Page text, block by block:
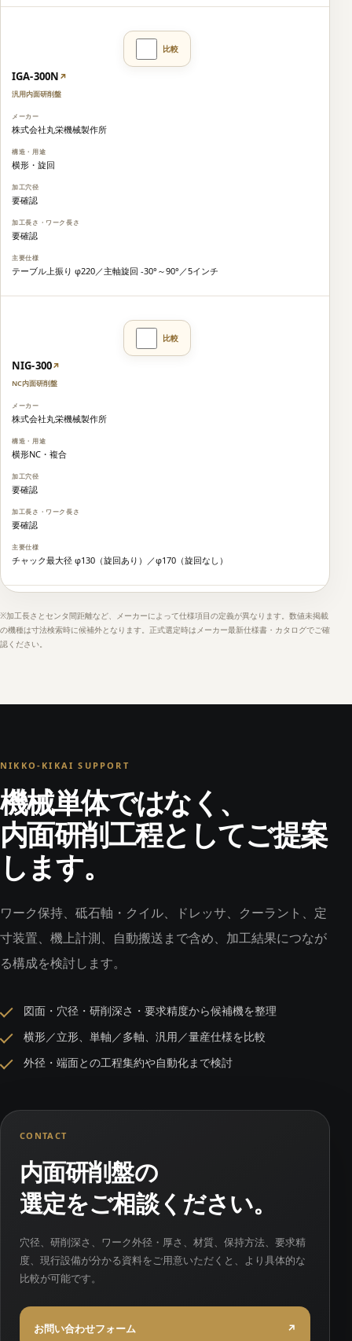
IGA-300N ↗
汎用内面研削盤
株式会社丸栄機械製作所
横形・旋回
要確認
要確認
テーブル上振り φ220／主軸旋回 -30°～90°／5インチ
NIG-300↗
NC内面研削盤
株式会社丸栄機械製作所
横形NC・複合
要確認
要確認
チャック最大径 φ130（旋回あり）／φ170（旋回なし）
※加工長さとセンタ間距離など、メーカーによって仕様項目の定義が異なります。数値未掲載
の機種は寸法検索時に候補外となります。正式選定時はメーカー最新仕様書・カタログでご確
認ください。
NIKKO-KIKAI SUPPORT
機械単体ではなく、
内面研削工程としてご提案
します。
ワーク保持、砥石軸・クイル、ドレッサ、クーラント、定
寸装置、機上計測、自動搬送まで含め、加工結果につなが
る構成を検討します。
図面・穴径・研削深さ・要求精度から候補機を整理
横形／立形、単軸／多軸、汎用／量産仕様を比較
外径・端面との工程集約や自動化まで検討
CONTACT
内面研削盤の
選定をご相談ください。
穴径、研削深さ、ワーク外径・厚さ、材質、保持方法、要求精
度、現行設備が分かる資料をご用意いただくと、より具体的な
比較が可能です。
お問い合わせフォーム ↗